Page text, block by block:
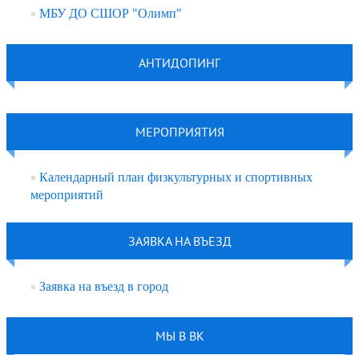
МБУ ДО СШОР "Олимп"
АНТИДОПИНГ
МЕРОПРИЯТИЯ
Календарный план физкультурных и спортивных
мероприятий
ЗАЯВКА НА ВЪЕЗД
Заявка на въезд в город
МЫ В ВК